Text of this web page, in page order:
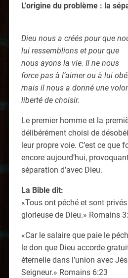
L’origine du problème : la
Dieu nous a créés pour que
lui ressemblions et pour que
nous ayons la vie. Il ne nous
force pas à l’aimer ou à lui
mais il nous a donné une
liberté de choisir.
Le premier homme et la
délibérément choisi de
leur propre voie. C’est ce que
encore aujourd’hui,
séparation d’avec Dieu.
La Bible dit:
«Tous ont péché et sont
glorieuse de Dieu.» Romains
«Car le salaire que paie le
le don que Dieu accorde
éternelle dans l’union avec
Seigneur.» Romains 6:23